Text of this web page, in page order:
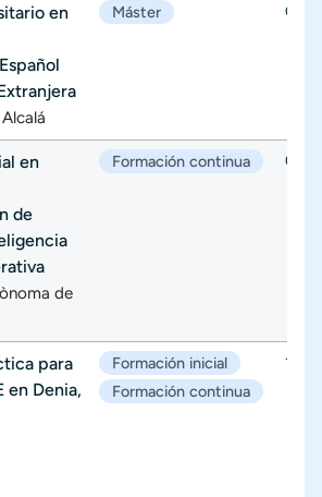
en
Máster 01/
en
de
de
Formación continua 05/
para
en Denia,
Formación inicial
Formación continua
19/